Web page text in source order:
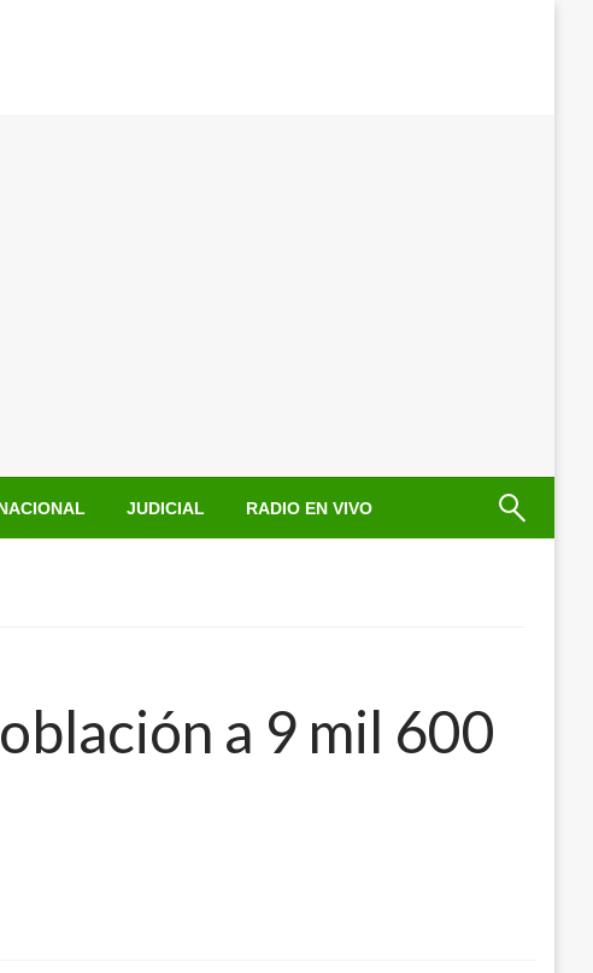
JUDICIAL RADIO EN VIVO
a 9 mil 600